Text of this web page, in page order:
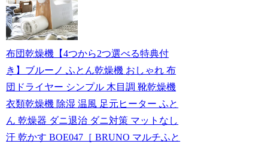
布団乾燥機【4つから2つ選べる特典付
き】ブルーノ ふとん乾燥機 おしゃれ 布
団ドライヤー シンプル 木目調 靴乾燥機
衣類乾燥機 除湿 温風 足元ヒーター ふと
ん 乾燥器 ダニ退治 ダニ対策 マットなし
汗 乾かす BOE047［ BRUNO マルチふと